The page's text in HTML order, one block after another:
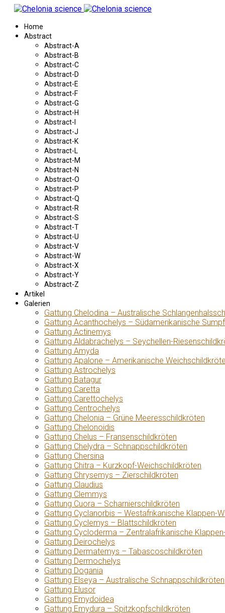
Home
Abstract
Abstract-A
Abstract-B
Abstract-C
Abstract-D
Abstract-E
Abstract-F
Abstract-G
Abstract-H
Abstract-I
Abstract-J
Abstract-K
Abstract-L
Abstract-M
Abstract-N
Abstract-O
Abstract-P
Abstract-Q
Abstract-R
Abstract-S
Abstract-T
Abstract-U
Abstract-V
Abstract-W
Abstract-X
Abstract-Y
Abstract-Z
Artikel
Galerien
Gattung Chelodina – Australische
Gattung Acanthochelys – Südamerikanische
Gattung Actinemys
Gattung Aldabrachelys – Seychellen-
Gattung Amyda
Gattung Apalone – Amerikanische
Gattung Astrochelys
Gattung Batagur
Gattung Caretta
Gattung Carettochelys
Gattung Centrochelys
Gattung Chelonia – Grüne Meeresschildkröten
Gattung Chelonoidis
Gattung Chelus – Fransenschildkröten
Gattung Chelydra – Schnappschildkröten
Gattung Chersina
Gattung Chitra – Kurzkopf-Weichschildkröten
Gattung Chrysemys – Zierschildkröten
Gattung Claudius
Gattung Clemmys
Gattung Cuora – Scharnierschildkröten
Gattung Cyclanorbis – Westafrikanische Klappen-
Gattung Cyclemys – Blattschildkröten
Gattung Cycloderma – Zentralafrikanische
Gattung Deirochelys
Gattung Dermatemys – Tabascoschildkröten
Gattung Dermochelys
Gattung Dogania
Gattung Elseya – Australische Schnappschildkröten
Gattung Elusor
Gattung Emydoidea
Gattung Emydura – Spitzkopfschildkröten